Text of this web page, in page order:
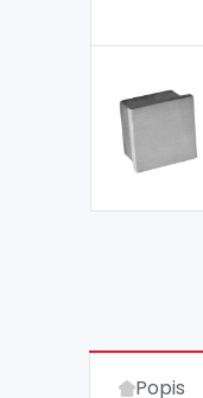
Popis